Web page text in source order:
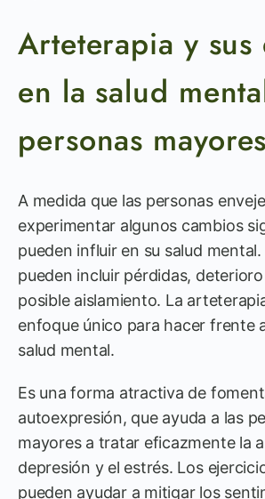
Arteterapia y sus
en la salud
personas mayores
A medida que las personas
experimentar algunos cambios
pueden influir en su salud
pueden incluir pérdidas,
posible aislamiento. La
enfoque único para hacer frente
salud mental.
Es una forma atractiva de
autoexpresión, que ayuda a las
mayores a tratar eficazmente la
depresión y el estrés. Los
pueden ayudar a mitigar los